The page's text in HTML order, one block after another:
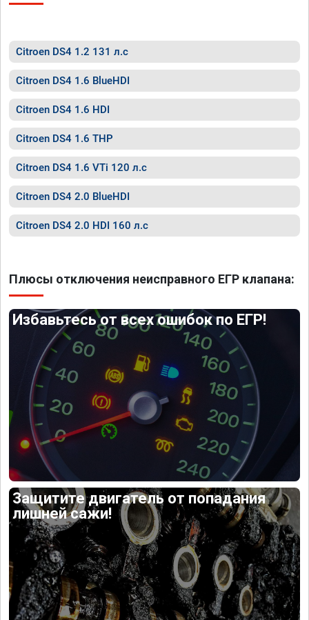
Citroen DS4 1.2 131 л.с
Citroen DS4 1.6 BlueHDI
Citroen DS4 1.6 HDI
Citroen DS4 1.6 THP
Citroen DS4 1.6 VTi 120 л.с
Citroen DS4 2.0 BlueHDI
Citroen DS4 2.0 HDI 160 л.с
Плюсы отключения неисправного ЕГР клапана:
Избавьтесь от всех ошибок по ЕГР!
Защитите двигатель от попадания
лишней сажи!